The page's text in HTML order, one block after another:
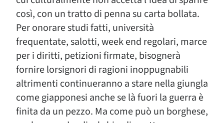
così, con un tratto di penna su carta bollata.
Per onorare studi fatti, università
frequentate, salotti, week end regolari, marce
per i diritti, petizioni firmate, bisognerà
fornire lorsignori di ragioni inoppugnabili
altrimenti continueranno a stare nella giungla
come giapponesi anche se là fuori la guerra è
finita da un pezzo. Ma come può un borghese,